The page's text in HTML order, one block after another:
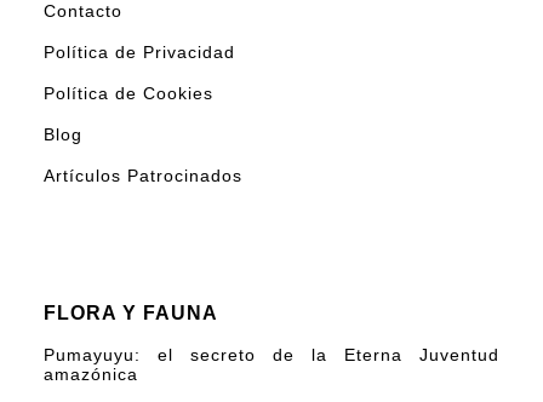
Contacto
Política de Privacidad
Política de Cookies
Blog
Artículos Patrocinados
FLORA Y FAUNA
Pumayuyu: el secreto de la Eterna Juventud
amazónica